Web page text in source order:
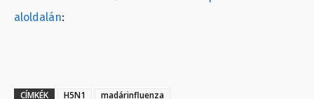
aloldalán:
CÍMKÉK H5N1 madárinfluenza